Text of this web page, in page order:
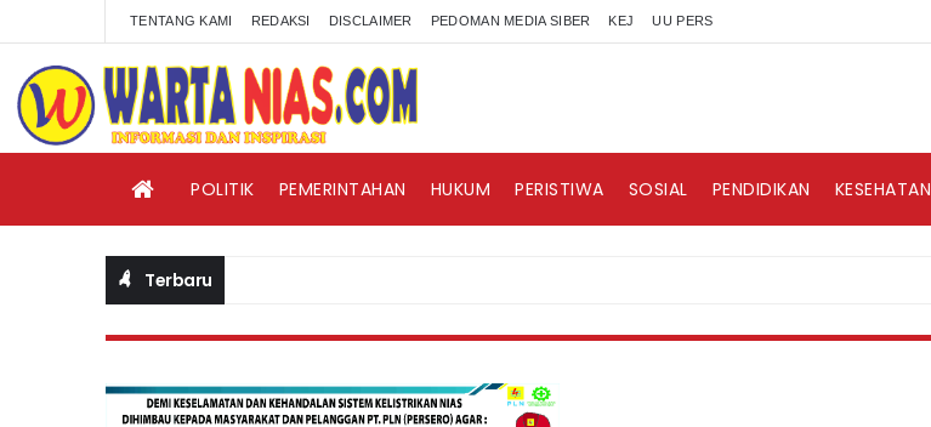
TENTANG KAMI REDAKSI DISCLAIMER PEDOMAN MEDIA SIBER KEJ UU PERS
POLITIK PEMERINTAHAN HUKUM PERISTIWA SOSIAL PENDIDIKAN KESEHATAN
Terbaru